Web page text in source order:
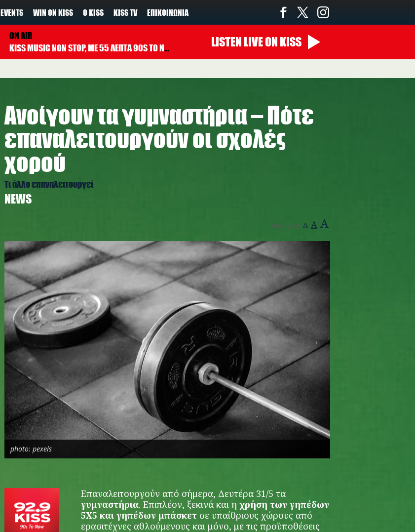
EVENTS WIN ON KISS Ο KISS KISS TV ΕΠΙΚΟΙΝΩΝΊΑ
ON AIR
KISS MUSIC NON STOP, ΜΕ 55 ΛΕΠΤΑ 90S TO NOW ΚΑΘΕ ΩΡΑ
22:00 - 00:00
LISTEN LIVEON KISS
Ανοίγουν τα γυμναστήρια – Πότε
επαναλειτουργούν οι σχολές
χορού
Τι άλλο επαναλειτουργεί
NEWS
Text Size: A A A
gym2_kiss_pexels.jpg
photo: pexels
Επαναλειτουργούν από σήμερα, Δευτέρα 31/5 τα
γυμναστήρια. Επιπλέον, ξεκινά και η χρήση των γηπέδων
5Χ5 και γηπέδων μπάσκετ σε υπαίθριους χώρους από
ερασιτέχνες αθλούμενους και μόνο, με τις προϋποθέσεις